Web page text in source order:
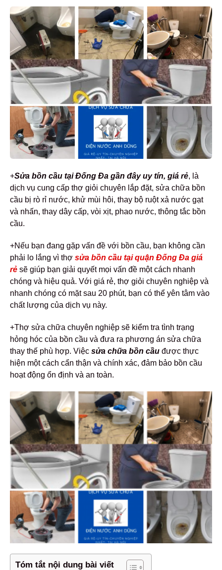
+Sửa bồn cầu tại Đống Đa gần đây uy tín, giá rẻ, là
dịch vụ cung cấp thợ giỏi chuyên lắp đặt, sửa chữa bồn
cầu bị rò rỉ nước, khử mùi hôi, thay bộ ruột xả nước gạt
và nhấn, thay dây cấp, vòi xịt, phao nước, thông tắc bồn
cầu.
+Nếu bạn đang gặp vấn đề với bồn cầu, bạn không cần
phải lo lắng vì thợ sửa bồn cầu tại quận Đống Đa giá
rẻ sẽ giúp bạn giải quyết mọi vấn đề một cách nhanh
chóng và hiệu quả. Với giá rẻ, thợ giỏi chuyên nghiệp và
nhanh chóng có mặt sau 20 phút, bạn có thể yên tâm vào
chất lượng của dịch vụ này.
+Thợ sửa chữa chuyên nghiệp sẽ kiểm tra tình trạng
hỏng hóc của bồn cầu và đưa ra phương án sửa chữa
thay thế phù hợp. Việc sửa chữa bồn cầu được thực
hiện một cách cẩn thận và chính xác, đảm bảo bồn cầu
hoạt động ổn định và an toàn.
Tóm tắt nội dung bài viết